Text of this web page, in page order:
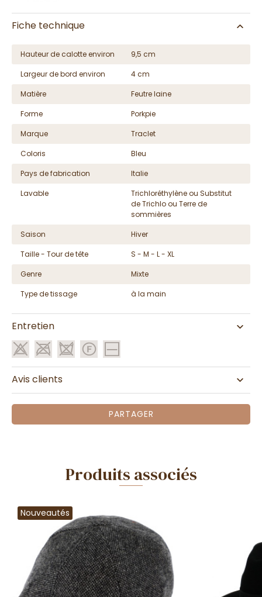
Fiche technique
Hauteur de calotte environ
9,5 cm
Largeur de bord environ
4 cm
Matière
Feutre laine
Forme
Porkpie
Marque
Traclet
Coloris
Bleu
Pays de fabrication
Italie
Lavable
Trichloréthylène ou Substitut
de Trichlo ou Terre de
sommières
Saison
Hiver
Taille - Tour de tête
S - M - L - XL
Genre
Mixte
Type de tissage
à la main
Entretien
Avis clients
PARTAGER
Produits associés
Nouveautés